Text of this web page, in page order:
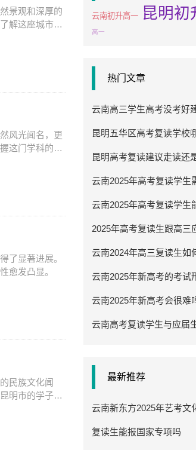
景观和深厚的
解这座城市，
风光闻名，更
这门学科的精
了显著进展。
愈发凸显。
民族文化闻
明市的学子们
如何在数学学
云南初升高一 昆明初
高一
热门文章
云南高三学生高考没考好
昆明五华区高考复读学校
昆明高考复读建议走读还
云南2025年高考复读学生
云南2025年高考复读学生
读吗
2025年高考复读生跟高三
么优势
云南2024年高三复读生如
合
云南2025年新高考的考试
云南2025年新高考会很难
云南高考复读学生与应届
最新推荐
云南新东方2025年艺考文
率高吗
复读生能报国家专项吗